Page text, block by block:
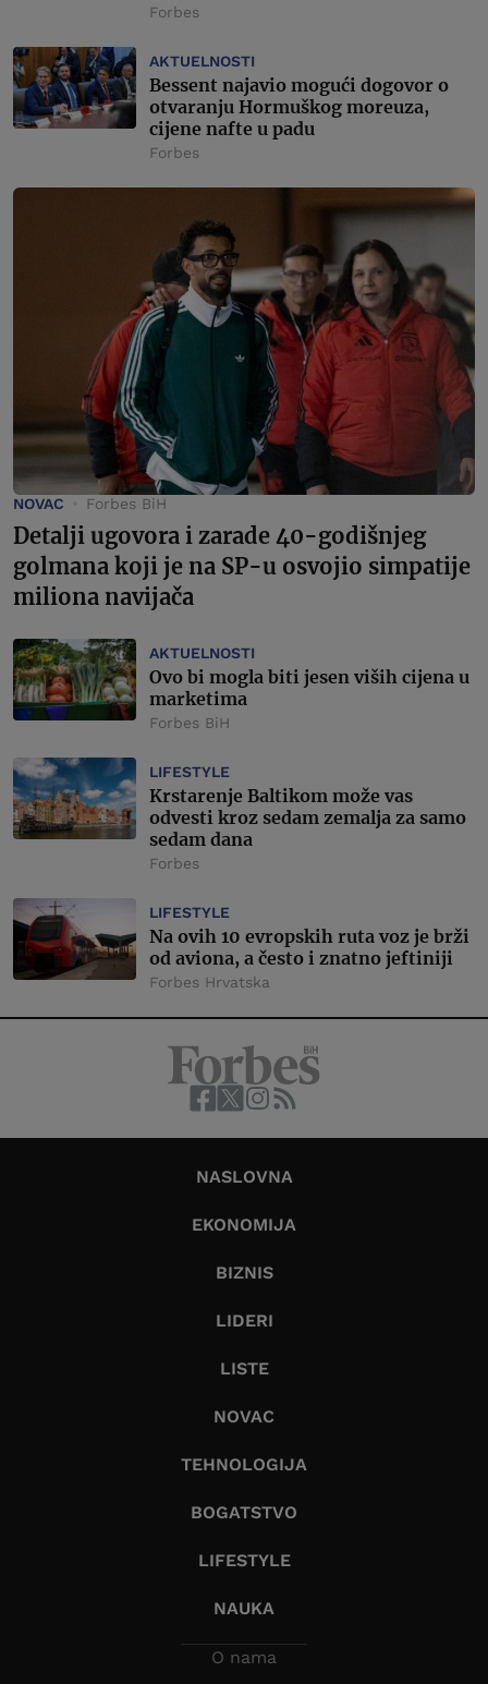
Forbes
AKTUELNOSTI
Bessent najavio mogući dogovor o
otvaranju Hormuškog moreuza,
cijene nafte u padu
Forbes
NOVAC Forbes BiH
Detalji ugovora i zarade 40-godišnjeg
golmana koji je na SP-u osvojio simpatije
miliona navijača
AKTUELNOSTI
Ovo bi mogla biti jesen viših cijena u
marketima
Forbes BiH
LIFESTYLE
Krstarenje Baltikom može vas
odvesti kroz sedam zemalja za samo
sedam dana
Forbes
LIFESTYLE
Na ovih 10 evropskih ruta voz je brži
od aviona, a često i znatno jeftiniji
Forbes Hrvatska
NASLOVNA
EKONOMIJA
BIZNIS
LIDERI
LISTE
NOVAC
TEHNOLOGIJA
BOGATSTVO
LIFESTYLE
NAUKA
O nama